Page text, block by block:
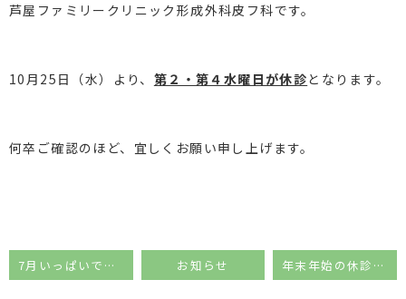
芦屋ファミリークリニック形成外科皮フ科です。
10月25日（水）より、 第２・第４水曜日が休診となります。
何卒ご確認のほど、宜しくお願い申し上げます。
7月いっぱいで日曜日の診療は休診となります お知らせ 年末年始の休診日のお知らせ